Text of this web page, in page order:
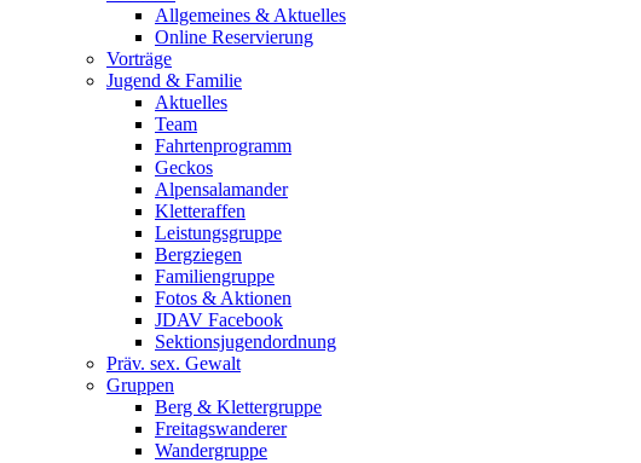
Allgemeines & Aktuelles
Online Reservierung
Vorträge
Jugend & Familie
Aktuelles
Team
Fahrtenprogramm
Geckos
Alpensalamander
Kletteraffen
Leistungsgruppe
Bergziegen
Familiengruppe
Fotos & Aktionen
JDAV Facebook
Sektionsjugendordnung
Präv. sex. Gewalt
Gruppen
Berg & Klettergruppe
Freitagswanderer
Wandergruppe